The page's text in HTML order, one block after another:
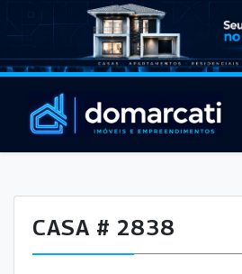
CASA # 2838